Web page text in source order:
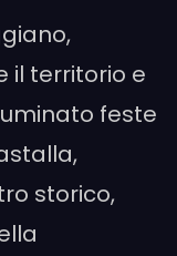
il territorio e
feste
storico,